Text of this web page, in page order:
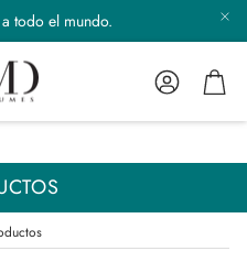
todo el mundo.
Cuenta